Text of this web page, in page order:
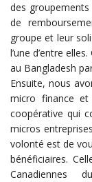
des
de
groupe et leur
l’une d’entre
au Bangladesh
Ensuite, nous
micro finance et
coopérative qui
micros
volonté est de
bénéficiaires.
Canadiennes